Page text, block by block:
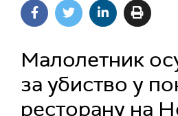
Малолетник
за убиство у
ресторану на